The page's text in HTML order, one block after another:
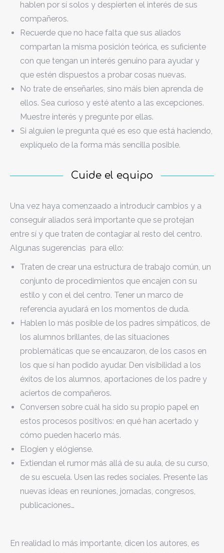
hablen por sí solos y despierten el interés de sus
compañeros.
Recuerde que no hace falta que sus aliados
compartan la misma posición teórica, es suficiente
con que tengan un interés genuino para ayudar y
que estén dispuestos a probar cosas nuevas.
No trate de enseñarles, sino máis bien aprenda de
ellos. Sea curioso y esté atento a las excepciones.
Muestre interés y pregunte por ellas.
Si alguien le pregunta qué es eso que está haciendo,
explíquelo de la forma más sencilla posible.
Cuide el equipo
Una vez haya comenzaado a introducir cambios y a
conseguir aliados será importante que se protejan
entre sí y que traten de contagiar al resto del centro.
Algunas sugerencias para ello:
Traten de crear una estructura de trabajo común, un
conjunto de procedimientos que encajen con su
estilo y con el del centro. Tener un marco de
referencia ayudará en los momentos de duda.
Hablen lo más posible de los padres simpáticos, de
los alumnos brillantes, de las situaciones
problemáticas que se encauzaron, de los casos en
los que sí han podido ayudar. Den visibilidad a los
éxitos de los alumnos, aportaciones de los padre y
aciertos de compañeros.
Conversen sobre cuál ha sido su propio papel en
estos procesos positivos: en qué han acertado y
cómo pueden hacerlo más.
Elogien y elógiense.
Extiendan el rumor más allá de su aula, de su curso,
de su escuela. Usen las redes sociales. Presente las
nuevas ideas en reuniones, jornadas, congresos,
publicaciones…
En realidad lo más importante, dicen los autores, es